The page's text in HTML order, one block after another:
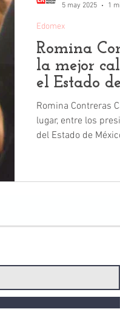
Romina
la mejor
el Estado
Romina Contreras
lugar, entre los
del Estado de
Edomex
5 may 2025
1